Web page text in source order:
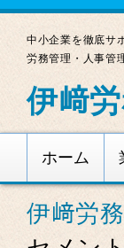
中小企業を徹底サ
労務管理・人事管
伊﨑
ホーム
伊﨑労